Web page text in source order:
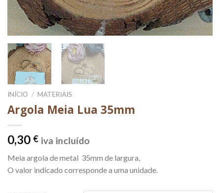
INÍCIO / MATERIAIS
Argola Meia Lua 35mm
0,30 € iva incluído
Meia argola de metal 35mm de largura,
O valor indicado corresponde a uma unidade.